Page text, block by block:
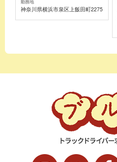
勤務地
神奈川県横浜市泉区上飯田町2275